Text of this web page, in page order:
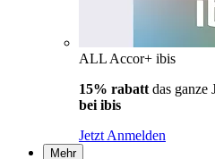
ALL Accor+ ibis
15% rabatt das ganze
bei ibis
Jetzt Anmelden
Mehr